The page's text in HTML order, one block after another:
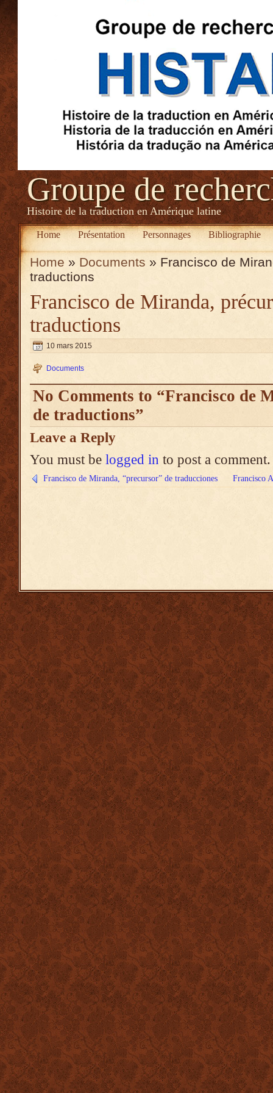
Groupe de
Histoire de la traduction en Amérique latine
Home Présentation Personnages Bibliographie
Home » Documents » Francisco de
traductions
Francisco de Miranda,
traductions
10 mars 2015
Documents
No Comments to “Francisco de
de traductions”
Leave a Reply
You must be logged in to post a comment.
Francisco de Miranda, “precursor” de traducciones Francisco